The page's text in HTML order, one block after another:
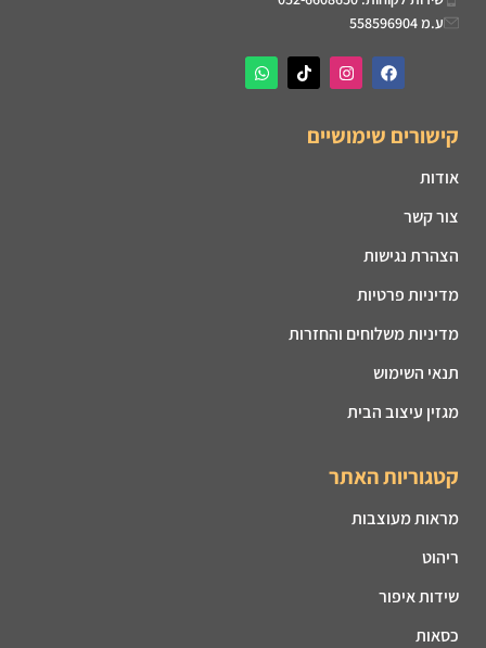
ע.מ 558596904
קישורים שימושיים
אודות
צור קשר
הצהרת נגישות
מדיניות פרטיות
מדיניות משלוחים והחזרות
תנאי השימוש
מגזין עיצוב הבית
קטגוריות האתר
מראות מעוצבות
ריהוט
שידות איפור
כסאות